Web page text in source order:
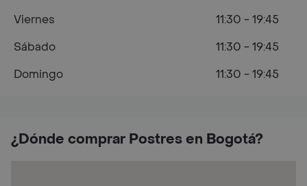
¿Dónde comprar Postres en Bogotá?
Viernes
11:30 - 19:45
Sábado
11:30 - 19:45
Domingo
11:30 - 19:45